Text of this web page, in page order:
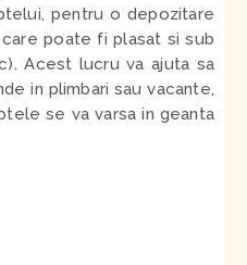
pentru o depozitare
poate fi plasat si sub
Acest lucru va ajuta sa
in plimbari sau vacante,
se va varsa in geanta